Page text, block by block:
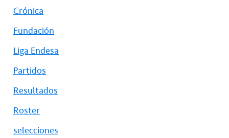
Crónica
Fundación
Liga Endesa
Partidos
Resultados
Roster
selecciones